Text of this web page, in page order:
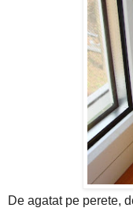
De agatat pe perete,